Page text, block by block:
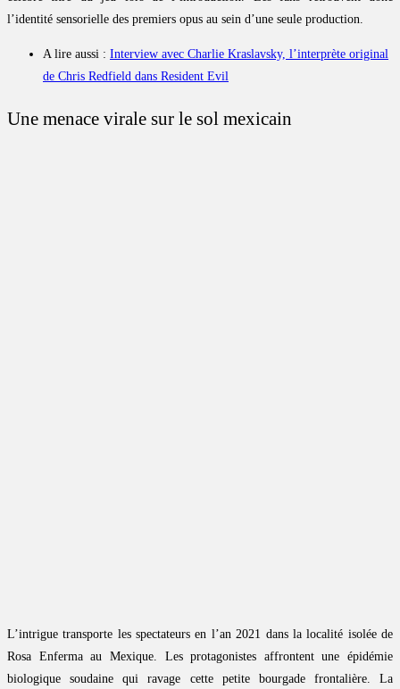
l’identité sensorielle des premiers opus au sein d’une seule production.
A lire aussi : Interview avec Charlie Kraslavsky, l’interprète original
de Chris Redfield dans Resident Evil
Une menace virale sur le sol mexicain
L’intrigue transporte les spectateurs en l’an 2021 dans la localité isolée de
Rosa Enferma au Mexique. Les protagonistes affrontent une épidémie
biologique soudaine qui ravage cette petite bourgade frontalière. La